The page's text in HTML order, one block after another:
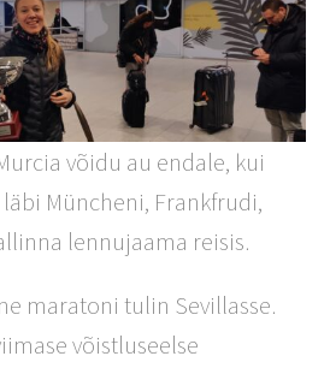
võidu au endale, kui
Müncheni, Frankfrudi,
lennujaama reisis.
maratoni tulin Sevillasse.
võistluseelse